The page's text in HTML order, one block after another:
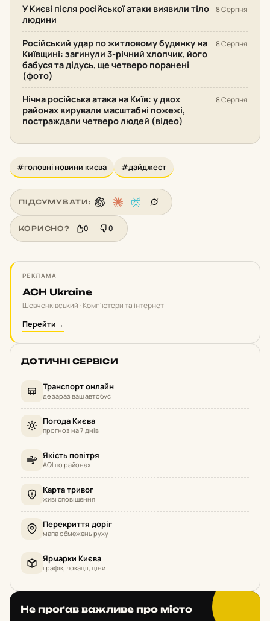
У Києві після російської атаки виявили тіло
людини
8 Серпня
Російський удар по житловому будинку на
Київщині: загинули 3-річний хлопчик, його
бабуся та дідусь, ще четверо поранені
(фото)
8 Серпня
Нічна російська атака на Київ: у двох
районах вирували масштабні пожежі,
постраждали четверо людей (відео)
8 Серпня
#головні новини києва #дайджест
ПІДСУМУВАТИ:
КОРИСНО? 0 0
РЕКЛАМА
ACH Ukraine
Шевченківський · Комп'ютери та інтернет
Перейти→
ДОТИЧНІ СЕРВІСИ
Транспорт онлайн
де зараз ваш автобус
Погода Києва
прогноз на 7 днів
Якість повітря
AQI по районах
Карта тривог
живі сповіщення
Перекриття доріг
мапа обмежень руху
Ярмарки Києва
графік, локації, ціни
Не проґав важливе про місто